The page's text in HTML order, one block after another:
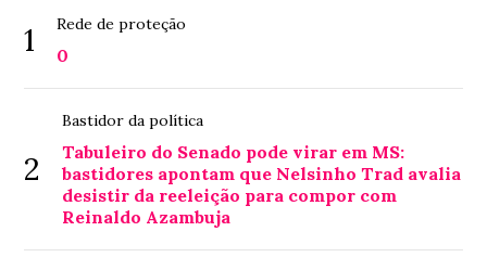
1 Rede de proteção
0
2
Bastidor da política
Tabuleiro do Senado pode virar em MS:
bastidores apontam que Nelsinho Trad avalia
desistir da reeleição para compor com
Reinaldo Azambuja